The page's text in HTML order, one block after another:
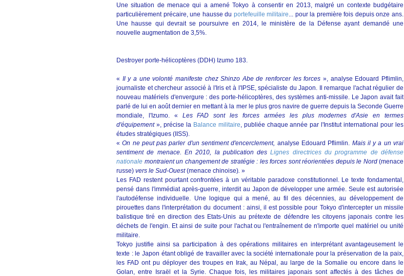
Une situation de menace qui a amené Tokyo à consentir en 2013, malgré un contexte budgétaire
particulièrement précaire, une hausse du portefeuille militaire... pour la première fois depuis onze ans.
Une hausse qui devrait se poursuivre en 2014, le ministère de la Défense ayant demandé une
nouvelle augmentation de 3,5%.
Destroyer porte-hélicoptères (DDH) Izumo 183.
« Il y a une volonté manifeste chez Shinzo Abe de renforcer les forces», analyse Edouard Pflimlin,
journaliste et chercheur associé à l'Iris et à l'IPSE, spécialiste du Japon. Il remarque l'achat régulier de
nouveau matériels d'envergure : des porte-hélicoptères, des systèmes anti-missile. Le Japon avait fait
parlé de lui en août dernier en mettant à la mer le plus gros navire de guerre depuis la Seconde Guerre
mondiale, l'Izumo. « Les FAD sont les forces armées les plus modernes d'Asie en termes
d'équipement », précise la Balance militaire, publiée chaque année par l'Institut international pour les
études stratégiques (IISS).
«On ne peut pas parler d'un sentiment d'encerclement, analyse Edouard Pflimlin. Mais il y a un vrai
sentiment de menace. En 2010, la publication desLignes directrices du programme de défense
nationale montraient un changement de stratégie : les forces sont réorientées depuis le Nord (menace
russe) vers le Sud-Ouest(menace chinoise). »
Les FAD restent pourtant confrontées à un véritable paradoxe constitutionnel. Le texte fondamental,
pensé dans l'immédiat après-guerre, interdit au Japon de développer une armée. Seule est autorisée
l'autodéfense individuelle. Une logique qui a mené, au fil des décennies, au développement de
pirouettes dans l'interprétation du document : ainsi, il est possible pour Tokyo d'intercepter un missile
balistique tiré en direction des Etats-Unis au prétexte de défendre les citoyens japonais contre les
déchets de l'engin. Et ainsi de suite pour l'achat ou l'entraînement de n'importe quel matériel ou unité
militaire.
Tokyo justifie ainsi sa participation à des opérations militaires en interprétant avantageusement le
texte : le Japon étant obligé de travailler avec la société internationale pour la préservation de la paix,
les FAD ont pu déployer des troupes en Irak, au Népal, au large de la Somalie ou encore dans le
Golan, entre Israël et la Syrie. Chaque fois, les militaires japonais sont affectés à des tâches de